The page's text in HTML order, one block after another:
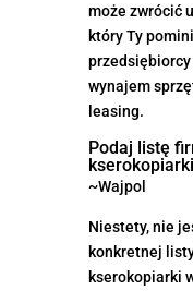
może zwrócić
który Ty
wynajem
leasing.
Podaj listę
~Wajpol
Niestety, nie
konkretnej
kserokopiarki